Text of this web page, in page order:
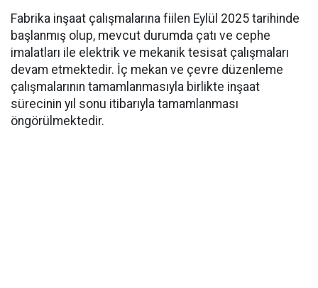
Fabrika inşaat çalışmalarına fiilen Eylül 2025 tarihinde
başlanmış olup, mevcut durumda çatı ve cephe
imalatları ile elektrik ve mekanik tesisat çalışmaları
devam etmektedir. İç mekan ve çevre düzenleme
çalışmalarının tamamlanmasıyla birlikte inşaat
sürecinin yıl sonu itibarıyla tamamlanması
öngörülmektedir.